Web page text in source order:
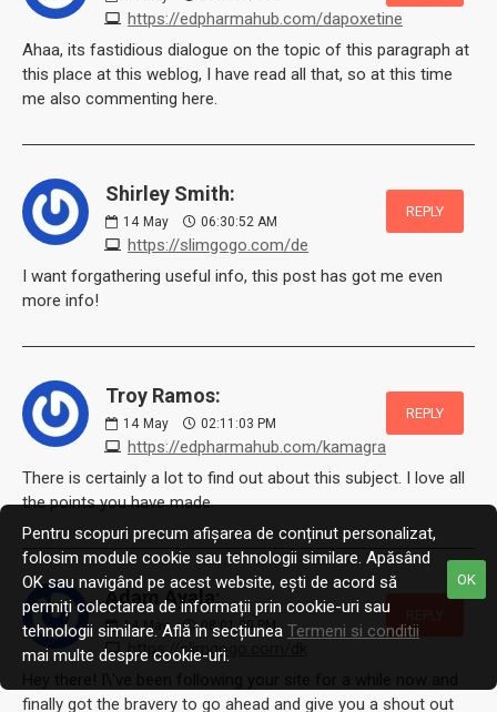
https://edpharmahub.com/dapoxetine
Ahaa, its fastidious dialogue on the topic of this paragraph at
this place at this weblog, I have read all that, so at this time
me also commenting here.
Shirley Smith:
14 May 06:30:52 AM
https://slimgogo.com/de
REPLY
I want forgathering useful info, this post has got me even
more info!
Troy Ramos:
14 May 02:11:03 PM
https://edpharmahub.com/kamagra
REPLY
There is certainly a lot to find out about this subject. I love all
the points you have made.
Adam Ayala:
14 May 08:01:00 PM
https://slimgogo.com/dk
finally got the bravery to go ahead and give you a shout out
OK
Pentru scopuri precum afișarea de conținut personalizat,
folosim module cookie sau tehnologii similare. Apăsând
OK sau navigând pe acest website, ești de acord să
permiți colectarea de informații prin cookie-uri sau
tehnologii similare. Află în secțiunea Termeni si conditii
mai multe despre cookie-uri.